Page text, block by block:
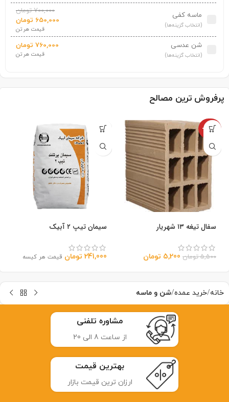
ماسه کفی
(انتخاب گزینه‌ها)
700,000 تومان
650,000 تومان
قیمت هر تن
شن عدسی
(انتخاب گزینه‌ها)
760,000 تومان
قیمت هر تن
پرفروش ترین مصالح
-5%
سفال تیغه ۱۳ شهریار
5,500 تومان 5,200 تومان
سیمان تیپ ۲ آبیک
241,000 تومان قیمت هر کیسه
خانه خرید عمده شن و ماسه
مشاوره تلفنی
از ساعت 8 الی 20
بهترین قیمت
ارزان ترین قیمت بازار